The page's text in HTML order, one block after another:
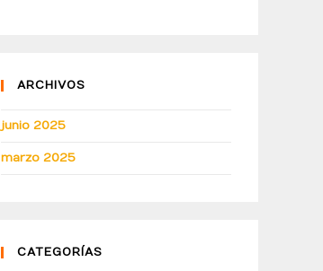
ARCHIVOS
junio 2025
marzo 2025
CATEGORÍAS